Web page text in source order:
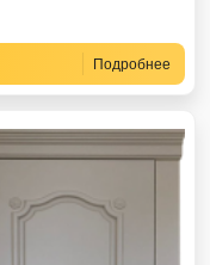
Подробнее